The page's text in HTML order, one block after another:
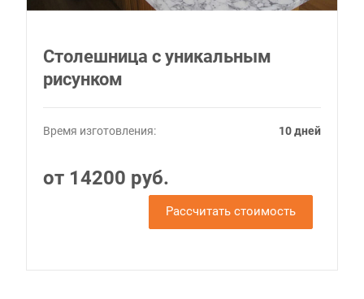
Столешница с уникальным
рисунком
Время изготовления: 10 дней
от 14200 руб.
Рассчитать стоимость